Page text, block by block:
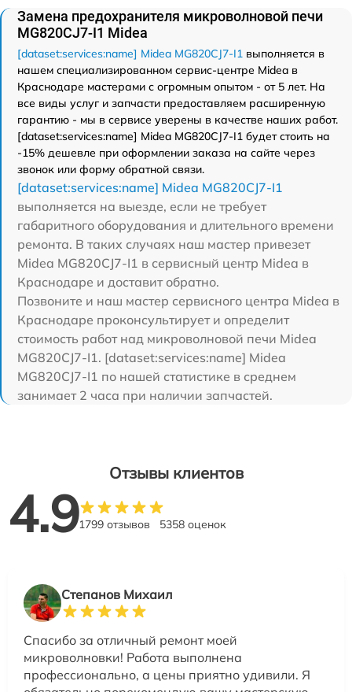
Замена предохранителя микроволновой печи
MG820CJ7-I1 Midea
[dataset:services:name] Midea MG820CJ7-I1 выполняется в
нашем специализированном сервис-центре Midea в
Краснодаре мастерами с огромным опытом - от 5 лет. На
все виды услуг и запчасти предоставляем расширенную
гарантию - мы в сервисе уверены в качестве наших работ.
[dataset:services:name] Midea MG820CJ7-I1 будет стоить на
-15% дешевле при оформлении заказа на сайте через
звонок или форму обратной связи.
[dataset:services:name] Midea MG820CJ7-I1
выполняется на выезде, если не требует
габаритного оборудования и длительного времени
ремонта. В таких случаях наш мастер привезет
Midea MG820CJ7-I1 в сервисный центр Midea в
Краснодаре и доставит обратно.
Позвоните и наш мастер сервисного центра Midea в
Краснодаре проконсультирует и определит
стоимость работ над микроволновой печи Midea
MG820CJ7-I1. [dataset:services:name] Midea
MG820CJ7-I1 по нашей статистике в среднем
занимает 2 часа при наличии запчастей.
Отзывы клиентов
4.91799 отзывов 5358 оценок
Степанов Михаил
Спасибо за отличный ремонт моей
микроволновки! Работа выполнена
профессионально, а цены приятно удивили. Я